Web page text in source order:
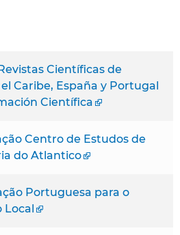
Científicas de
Caribe, España y Portugal
Científica
Centro de Estudos de
do Atlantico
Portuguesa para o
Local